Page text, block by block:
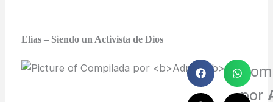
Elías – Siendo un Activista de Dios
por